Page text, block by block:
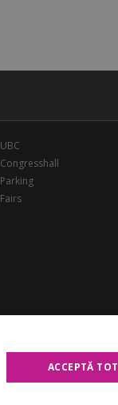
UBC
Congresshall
Parking
Fairs
ACCEPTĂ TOT